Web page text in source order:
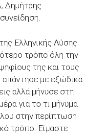
Δημήτρης
Ελληνικής Λύσης
τρόπο όλη την
της και τους
απάντησε με εξώδικα
αλλά μήνυσε στη
για το τι μήνυμα
στην περίπτωση
τρόπο. Είμαστε